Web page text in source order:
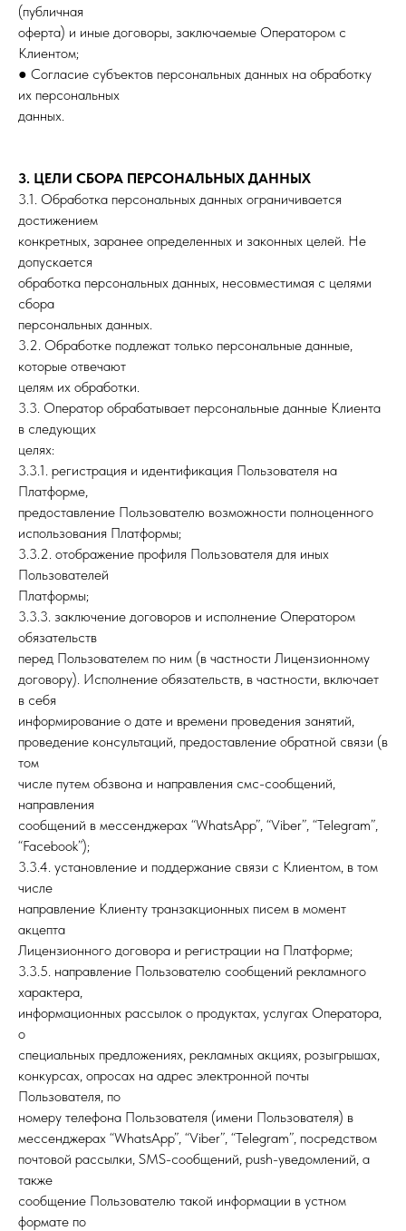
(публичная
оферта) и иные договоры, заключаемые Оператором с
Клиентом;
● Согласие субъектов персональных данных на обработку
их персональных
данных.
3. ЦЕЛИ СБОРА ПЕРСОНАЛЬНЫХ ДАННЫХ
3.1. Обработка персональных данных ограничивается
достижением
конкретных, заранее определенных и законных целей. Не
допускается
обработка персональных данных, несовместимая с целями
сбора
персональных данных.
3.2. Обработке подлежат только персональные данные,
которые отвечают
целям их обработки.
3.3. Оператор обрабатывает персональные данные Клиента
в следующих
целях:
3.3.1. регистрация и идентификация Пользователя на
Платформе,
предоставление Пользователю возможности полноценного
использования Платформы;
3.3.2. отображение профиля Пользователя для иных
Пользователей
Платформы;
3.3.3. заключение договоров и исполнение Оператором
обязательств
перед Пользователем по ним (в частности Лицензионному
договору). Исполнение обязательств, в частности, включает
в себя
информирование о дате и времени проведения занятий,
проведение консультаций, предоставление обратной связи (в
том
числе путем обзвона и направления смс-сообщений,
направления
сообщений в мессенджерах “WhatsApp”, “Viber”, “Telegram”,
“Facebook”);
3.3.4. установление и поддержание связи с Клиентом, в том
числе
направление Клиенту транзакционных писем в момент
акцепта
Лицензионного договора и регистрации на Платформе;
3.3.5. направление Пользователю сообщений рекламного
характера,
информационных рассылок о продуктах, услугах Оператора,
о
специальных предложениях, рекламных акциях, розыгрышах,
конкурсах, опросах на адрес электронной почты
Пользователя, по
номеру телефона Пользователя (имени Пользователя) в
мессенджерах “WhatsApp”, “Viber”, “Telegram”, посредством
почтовой рассылки, SMS-сообщений, push-уведомлений, а
также
сообщение Пользователю такой информации в устном
формате по